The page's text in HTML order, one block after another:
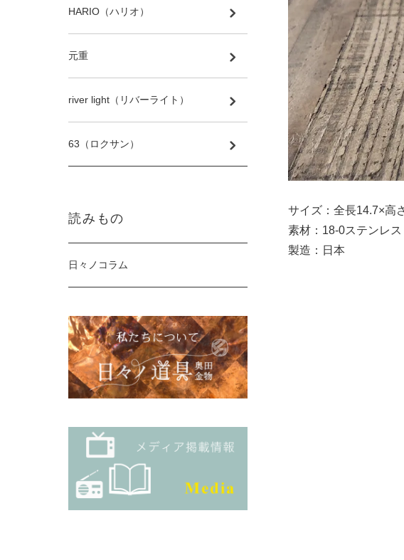
サイズ：全長14.7×高
素材：18-0ステンレス
製造：日本
HARIO（ハリオ）
元重
river light（リバーライト）
63（ロクサン）
読みもの
日々ノコラム